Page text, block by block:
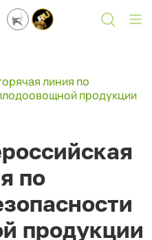
линия по
продукции
по
продукции